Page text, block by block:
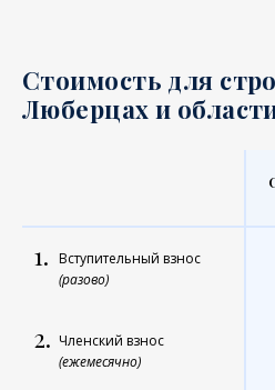
Стоимость для
Люберцах и
1. Вступительный взнос
(разово)
2. Членский взнос
(ежемесячно)